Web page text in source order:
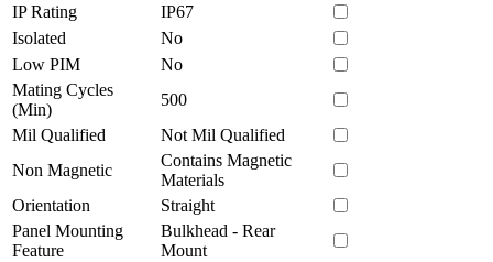
IP Rating
IP67
Isolated
No
Low PIM
No
Mating Cycles
(Min)
500
Mil Qualified
Not Mil Qualified
Non Magnetic
Contains Magnetic
Materials
Orientation
Straight
Panel Mounting
Feature
Bulkhead - Rear
Mount